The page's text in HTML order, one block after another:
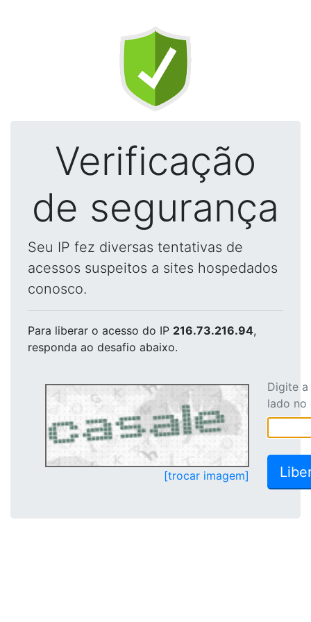
Verificação
de segurança
Seu IP fez diversas tentativas de
acessos suspeitos a sites hospedados
conosco.
Para liberar o acesso do IP 216.73.216.94,
responda ao desafio abaixo.
[trocar imagem]
Digite
lado no